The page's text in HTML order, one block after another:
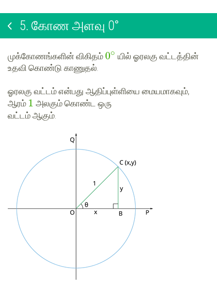
5. கோண அளவு 0°
முக்கோணங்களின் விகிதம்0∘ யில் ஓரலகு வட்டத்தின்
உதவி கொண்டு காணுதல்.
ஓரலகு வட்டம் என்பது ஆதிப்புள்ளியை மையமாகவும்,
ஆரம் 1 அலகும் கொண்ட ஒரு
வட்டம் ஆகும்.